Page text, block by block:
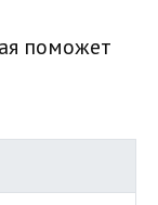
поможет